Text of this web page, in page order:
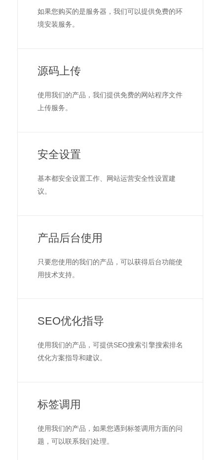
如果您购买的是服务器，我们可以提供免费的环
境安装服务。
源码上传
使用我们的产品，我们提供免费的网站程序文件
上传服务。
安全设置
基本都安全设置工作、网站运营安全性设置建
议。
产品后台使用
只要您使用的我们的产品，可以获得后台功能使
用技术支持。
SEO优化指导
使用我们的产品，可提供SEO搜索引擎搜索排名
优化方案指导和建议。
标签调用
使用我们的产品，如果您遇到标签调用方面的问
题，可以联系我们处理。